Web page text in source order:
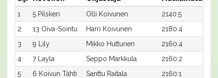
1
5 Pilskeri Olli Koivunen 2140:5
2
13 Oiva-Sointu Harri Koivunen 2180:4
3
9 Lily Mikko Huttunen 2160:4
4
7 Layla Seppo Markkula 2160:2
5
6 Koivun Tähti Santtu Raitala 2160:1